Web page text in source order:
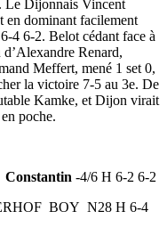
Le Dijonnais Vincent
en dominant facilement
4 6-2. Belot cédant face à
Renard,
Meffert, mené 1 set 0,
la victoire 7-5 au 3e. De
Kamke, et Dijon virait
poche.
-4/6 H 6-2 6-2
BOY N28 H 6-4